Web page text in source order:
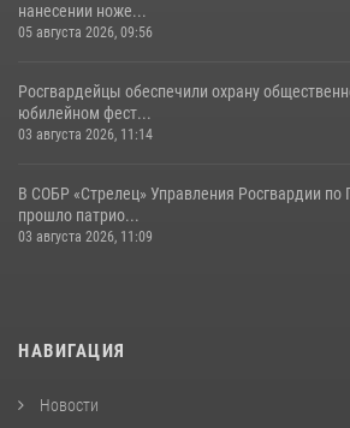
нанесении ноже...
05 августа 2026, 09:56
Росгвардейцы обеспечили охрану
юбилейном фест...
03 августа 2026, 11:14
В СОБР «Стрелец» Управления Росгвардии
прошло патрио...
03 августа 2026, 11:09
НАВИГАЦИЯ
Новости